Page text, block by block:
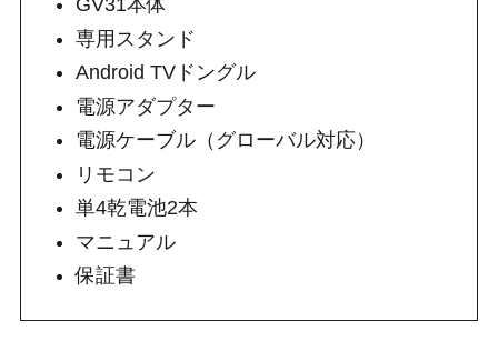
GV31本体
専用スタンド
Android TVドングル
電源アダプター
電源ケーブル（グローバル対応）
リモコン
単4乾電池2本
マニュアル
保証書